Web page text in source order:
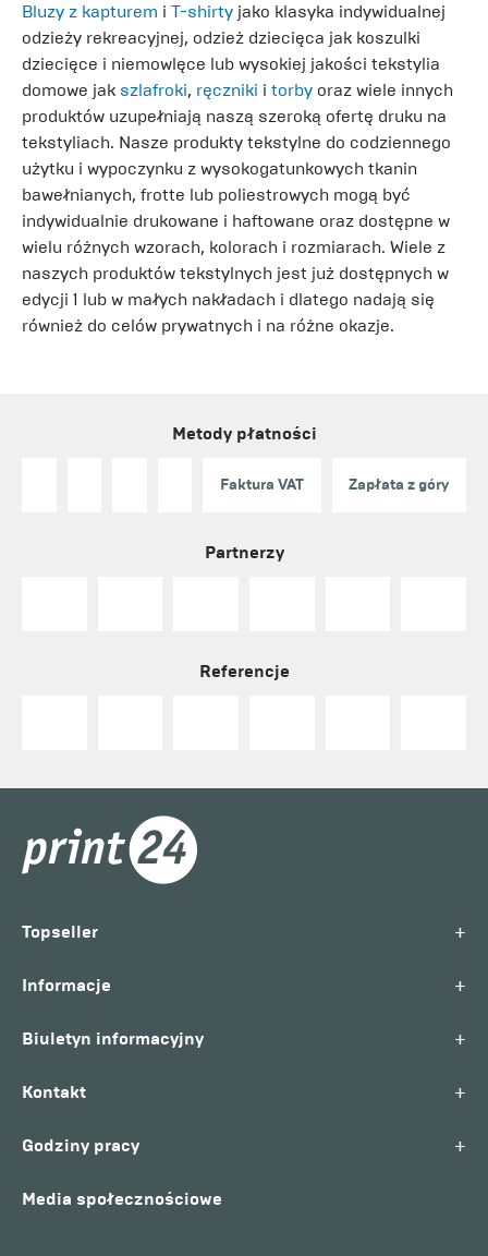
Bluzy z kapturem i T-shirty jako klasyka indywidualnej
odzieży rekreacyjnej, odzież dziecięca jak koszulki
dziecięce i niemowlęce lub wysokiej jakości tekstylia
domowe jak szlafroki, ręczniki i torby oraz wiele innych
produktów uzupełniają naszą szeroką ofertę druku na
tekstyliach. Nasze produkty tekstylne do codziennego
użytku i wypoczynku z wysokogatunkowych tkanin
bawełnianych, frotte lub poliestrowych mogą być
indywidualnie drukowane i haftowane oraz dostępne w
wielu różnych wzorach, kolorach i rozmiarach. Wiele z
naszych produktów tekstylnych jest już dostępnych w
edycji 1 lub w małych nakładach i dlatego nadają się
również do celów prywatnych i na różne okazje.
Metody płatności
Faktura VAT Zapłata z góry
Partnerzy
Referencje
Topseller +
Informacje +
Biuletyn informacyjny +
Kontakt +
Godziny pracy +
Media społecznościowe